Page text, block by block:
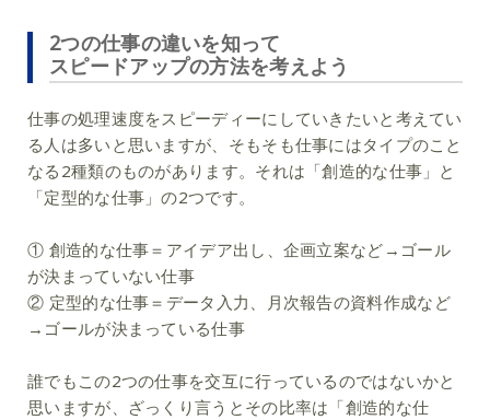
2つの仕事の違いを知って
スピードアップの方法を考えよう
仕事の処理速度をスピーディーにしていきたいと考えてい
る人は多いと思いますが、そもそも仕事にはタイプのこと
なる2種類のものがあります。それは「創造的な仕事」と
「定型的な仕事」の2つです。
① 創造的な仕事＝アイデア出し、企画立案など→ゴール
が決まっていない仕事
② 定型的な仕事＝データ入力、月次報告の資料作成など
→ゴールが決まっている仕事
誰でもこの2つの仕事を交互に行っているのではないかと
思いますが、ざっくり言うとその比率は「創造的な仕